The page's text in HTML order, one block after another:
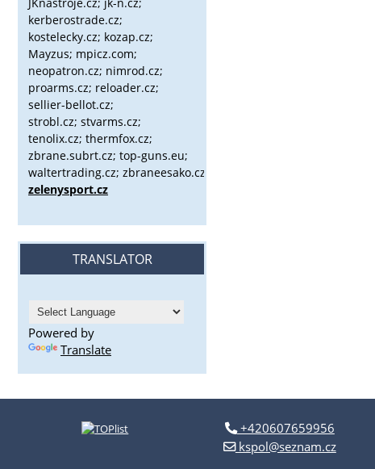
kerberostrade.cz;
kostelecky.cz; kozap.cz;
Mayzus; mpicz.com;
neopatron.cz; nimrod.cz;
proarms.cz; reloader.cz;
sellier-bellot.cz;
strobl.cz; stvarms.cz;
tenolix.cz; thermfox.cz;
zbrane.subrt.cz; top-guns.eu;
waltertrading.cz; zbraneesako.cz;
zelenysport.cz
TRANSLATOR
Powered by
Translate
+420607659956
kspol@seznam.cz